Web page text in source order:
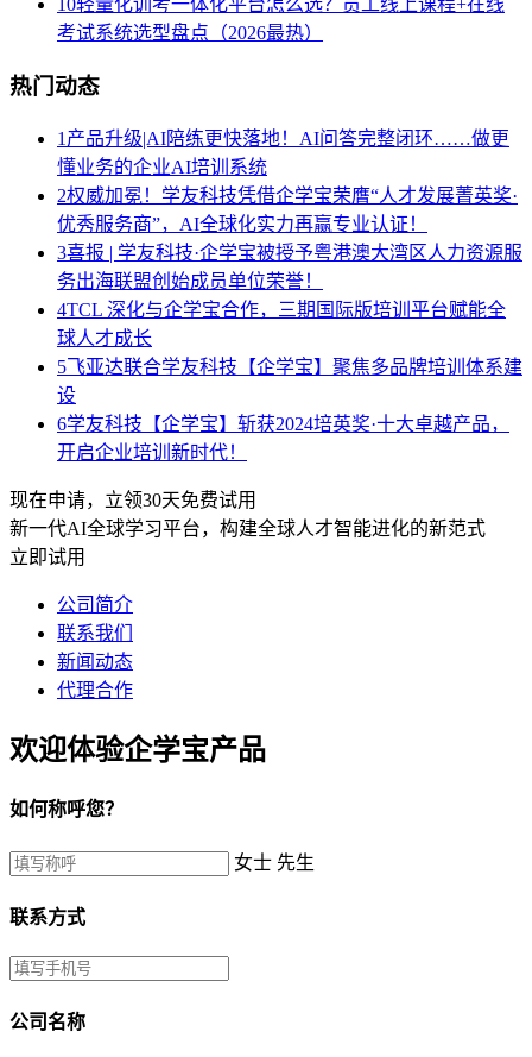
10轻量化训考一体化平台怎么选？员工线上课程+在线
考试系统选型盘点（2026最热）
热门动态
1 产品升级|AI陪练更快落地！AI问答完整闭环……做更
懂业务的企业AI培训系统
2权威加冕！学友科技凭借企学宝荣膺“人才发展菁英奖·
优秀服务商”，AI全球化实力再赢专业认证！
3喜报 | 学友科技·企学宝被授予粤港澳大湾区人力资源服
务出海联盟创始成员单位荣誉！
4TCL 深化与企学宝合作，三期国际版培训平台赋能全
球人才成长
5飞亚达联合学友科技【企学宝】聚焦多品牌培训体系建
设
6学友科技【企学宝】斩获2024培英奖·十大卓越产品，
开启企业培训新时代！
现在申请，立领30天免费试用
新一代AI全球学习平台，构建全球人才智能进化的新范式
立即试用
公司简介
联系我们
新闻动态
代理合作
欢迎体验企学宝产品
如何称呼您？
女士 先生
联系方式
公司名称